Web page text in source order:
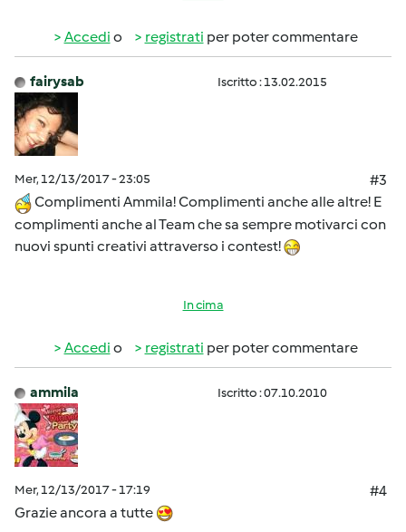
Accedi o registrati per poter commentare
fairysab Iscritto : 13.02.2015
Mer, 12/13/2017 - 23:05
#3
Complimenti Ammila! Complimenti anche alle altre! E
complimenti anche al Team che sa sempre motivarci con
nuovi spunti creativi attraverso i contest!
In cima
Accedi o registrati per poter commentare
ammila Iscritto : 07.10.2010
Mer, 12/13/2017 - 17:19
#4
Grazie ancora a tutte